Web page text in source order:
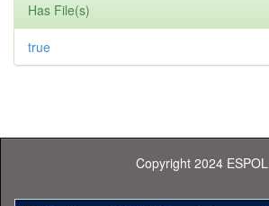
Has File(s)
true
Copyright 2024 ESPOL